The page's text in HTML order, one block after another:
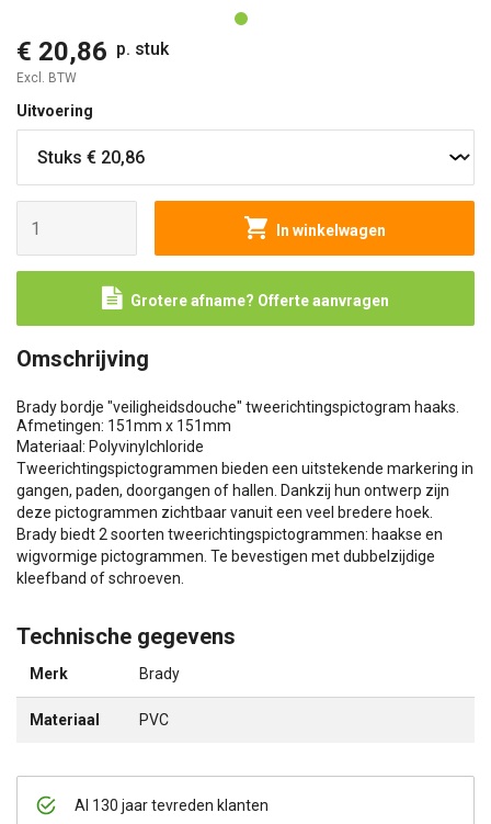
€ 20,86 p. stuk
Excl. BTW
Uitvoering
In winkelwagen
Grotere afname? Offerte aanvragen
Al 130 jaar tevreden klanten
Omschrijving
Brady bordje "veiligheidsdouche" tweerichtingspictogram haaks.
Afmetingen: 151mm x 151mm
Materiaal: Polyvinylchloride
Tweerichtingspictogrammen bieden een uitstekende markering in
gangen, paden, doorgangen of hallen. Dankzij hun ontwerp zijn
deze pictogrammen zichtbaar vanuit een veel bredere hoek.
Brady biedt 2 soorten tweerichtingspictogrammen: haakse en
wigvormige pictogrammen. Te bevestigen met dubbelzijdige
kleefband of schroeven.
Technische gegevens
Merk Brady
Materiaal PVC